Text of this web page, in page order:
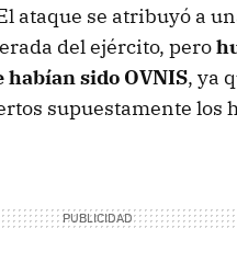
ataque se atribuyó a
del ejército, pero
habían sido OVNIS, ya
supuestamente los